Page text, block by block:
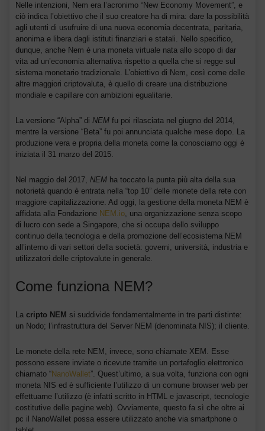
Nelle intenzioni, Nem era l’acronimo “New Economy Movement”, e
ciò indica l’obiettivo che il suo creatore ha di mira: dare la possibilità
agli utenti di usufruire di una nuova economia decentrata, paritaria,
anonima e libera dagli istituti finanziari e statali. Nello specifico,
dunque, anche Nem è una moneta virtuale nata allo scopo di dar
vita ad un’economia alternativa rispetto a quella che si regge sul
sistema monetario tradizionale. L’obiettivo di Nem, così come delle
altre maggiori criptovaluta, è quello di creare una distribuzione
mondiale e capillare con ambizioni egualitarie.
La versione “Alpha” di NEM fu poi rilasciata nel giugno del 2014,
mentre la versione “Beta” fu poi annunciata qualche mese dopo. La
produzione vera e propria della moneta come la conosciamo oggi è
iniziata il 31 marzo del 2015.
Nel maggio del 2017, NEM ha toccato la punta più alta della sua
notorietà quando è entrata nella “top 10” delle monete della rete con
maggiore capitalizzazione. Ad oggi, la gestione della moneta NEM è
affidata alla Fondazione NEM.io, una organizzazione senza scopo
di lucro con sede a Singapore, che si occupa dello sviluppo
continuo della tecnologia e della promozione dell’ecosistema NEM
all’interno di vari settori della società: governi, università, industria e
utilizzatori delle criptovalute in generale.
Come funziona NEM?
La cripto NEM si suddivide fondamentalmente in tre parti distinte:
un Nodo; l’infrastruttura del Server NEM (denominata NIS); il cliente.
Le monete della rete NEM, invece, sono chiamate XEM. Esse
possono essere inviate o ricevute tramite un portafoglio elettronico
chiamato “NanoWallet”. Quest’ultimo, a sua volta, funziona con ogni
moneta NIS ed è sufficiente l’utilizzo di un comune browser web per
effettuarne l’utilizzo (è infatti scritto in HTML e javascript, tecnologie
costitutive delle pagine web). Ovviamente, questo fa sì che oltre ai
pc il NanoWallet possa essere utilizzato anche via smartphone o